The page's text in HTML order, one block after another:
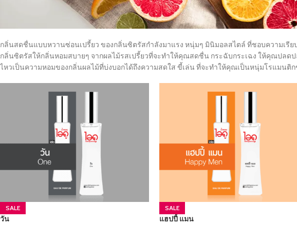
กลิ่นสดชื่นแบบหวานซ่อนเปรี้ยว ของกลิ่นซิตรัสกำลังมาแรง หนุ่มๆ มินิมอลสไตล์ ที่ชอบความเรีย
กลิ่นซิตรัสให้กลิ่นหอมสบายๆ จากผลไม้รสเปรี้ยวที่จะทำให้คุณสดชื่น กระฉับกระเฉง ให้คุณปลด
ไหวเป็นความหอมของกลิ่นผลไม้ที่บ่งบอกได้ถึงความสดใส ขี้เล่น ที่จะทำให้คุณเป็นหนุ่มโรแมนติ
SALE
วัน
SALE
แฮปปี้ แมน